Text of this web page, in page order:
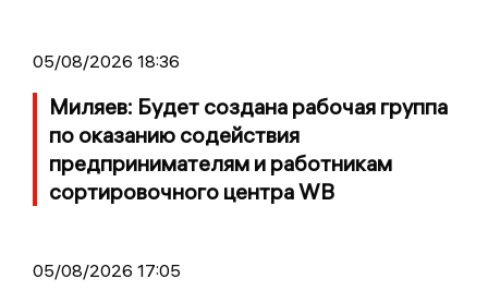
05/08/2026 18:36
Миляев: Будет создана рабочая группа
по оказанию содействия
предпринимателям и работникам
сортировочного центра WB
05/08/2026 17:05